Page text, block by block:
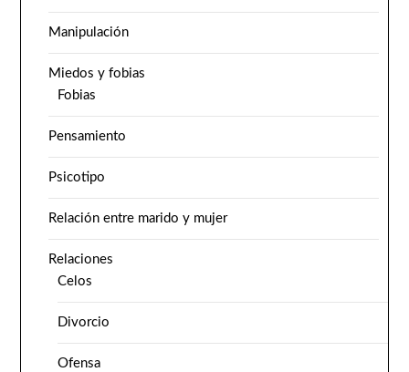
Manipulación
Miedos y fobias
Fobias
Pensamiento
Psicotipo
Relación entre marido y mujer
Relaciones
Celos
Divorcio
Ofensa